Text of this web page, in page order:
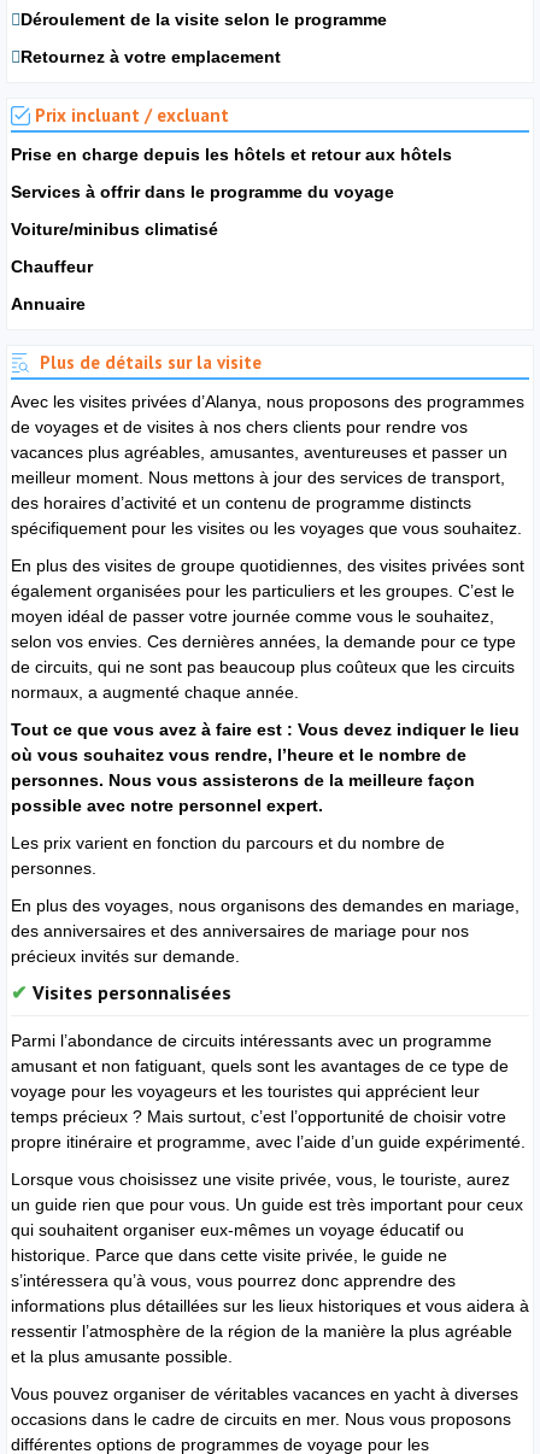
Déroulement de la visite selon le programme
Retournez à votre emplacement
Prix incluant / excluant
Prise en charge depuis les hôtels et retour aux hôtels
Services à offrir dans le programme du voyage
Voiture/minibus climatisé
Chauffeur
Annuaire
Plus de détails sur la visite
Avec les visites privées d’Alanya, nous proposons des programmes
de voyages et de visites à nos chers clients pour rendre vos
vacances plus agréables, amusantes, aventureuses et passer un
meilleur moment. Nous mettons à jour des services de transport,
des horaires d’activité et un contenu de programme distincts
spécifiquement pour les visites ou les voyages que vous souhaitez.
En plus des visites de groupe quotidiennes, des visites privées sont
également organisées pour les particuliers et les groupes. C’est le
moyen idéal de passer votre journée comme vous le souhaitez,
selon vos envies. Ces dernières années, la demande pour ce type
de circuits, qui ne sont pas beaucoup plus coûteux que les circuits
normaux, a augmenté chaque année.
Tout ce que vous avez à faire est : Vous devez indiquer le lieu
où vous souhaitez vous rendre, l’heure et le nombre de
personnes. Nous vous assisterons de la meilleure façon
possible avec notre personnel expert.
Les prix varient en fonction du parcours et du nombre de
personnes.
En plus des voyages, nous organisons des demandes en mariage,
des anniversaires et des anniversaires de mariage pour nos
précieux invités sur demande.
Visites personnalisées
Parmi l’abondance de circuits intéressants avec un programme
amusant et non fatiguant, quels sont les avantages de ce type de
voyage pour les voyageurs et les touristes qui apprécient leur
temps précieux ? Mais surtout, c’est l’opportunité de choisir votre
propre itinéraire et programme, avec l’aide d’un guide expérimenté.
Lorsque vous choisissez une visite privée, vous, le touriste, aurez
un guide rien que pour vous. Un guide est très important pour ceux
qui souhaitent organiser eux-mêmes un voyage éducatif ou
historique. Parce que dans cette visite privée, le guide ne
s’intéressera qu’à vous, vous pourrez donc apprendre des
informations plus détaillées sur les lieux historiques et vous aidera à
ressentir l’atmosphère de la région de la manière la plus agréable
et la plus amusante possible.
Vous pouvez organiser de véritables vacances en yacht à diverses
occasions dans le cadre de circuits en mer. Nous vous proposons
différentes options de programmes de voyage pour les